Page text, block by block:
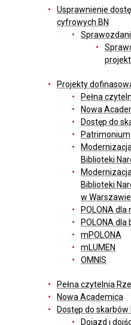
Usprawnienie
cyfrowych BN
Projekty
Pełna
Nowa
Dostęp do
Patrimonium
Biblioteki
Biblioteki
w Warszawie
POLONA
POLONA dla
mPOLONA
mLUMEN
OMNIS
Pełna czytelnia
Nowa Academica
Dostęp do
Dojazd i